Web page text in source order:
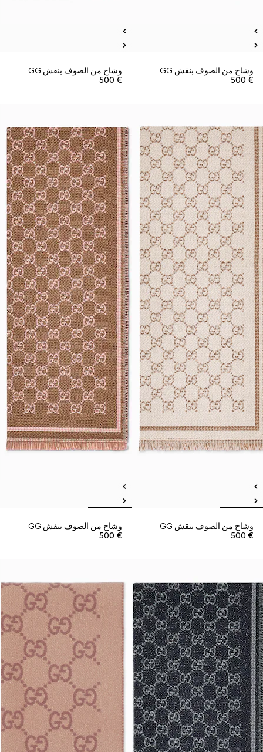
وشاح من الصوف بنقش GG
€ 500
وشاح من الصوف بنقش GG
€ 500
وشاح من الصوف بنقش GG
€ 500
وشاح من الصوف بنقش GG
€ 500